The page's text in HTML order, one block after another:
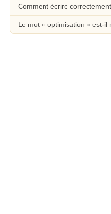
Comment écrire
Le mot « optimisation » est-il